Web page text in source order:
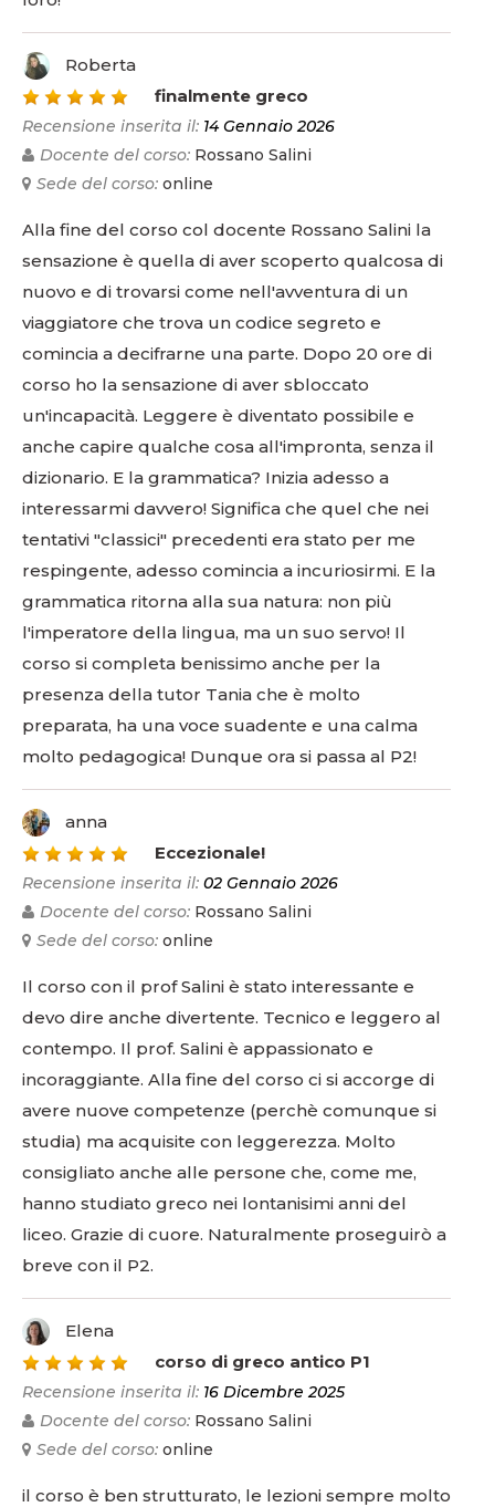
Roberta
5
finalmente greco
Recensione inserita il: 14 Gennaio 2026
Docente del corso: Rossano Salini
Sede del corso: online
Alla fine del corso col docente Rossano Salini la
sensazione è quella di aver scoperto qualcosa di
nuovo e di trovarsi come nell'avventura di un
viaggiatore che trova un codice segreto e
comincia a decifrarne una parte. Dopo 20 ore di
corso ho la sensazione di aver sbloccato
un'incapacità. Leggere è diventato possibile e
anche capire qualche cosa all'impronta, senza il
dizionario. E la grammatica? Inizia adesso a
interessarmi davvero! Significa che quel che nei
tentativi "classici" precedenti era stato per me
respingente, adesso comincia a incuriosirmi. E la
grammatica ritorna alla sua natura: non più
l'imperatore della lingua, ma un suo servo! Il
corso si completa benissimo anche per la
presenza della tutor Tania che è molto
preparata, ha una voce suadente e una calma
molto pedagogica! Dunque ora si passa al P2!
anna
5
Eccezionale!
Recensione inserita il: 02 Gennaio 2026
Docente del corso: Rossano Salini
Sede del corso: online
Il corso con il prof Salini è stato interessante e
devo dire anche divertente. Tecnico e leggero al
contempo. Il prof. Salini è appassionato e
incoraggiante. Alla fine del corso ci si accorge di
avere nuove competenze (perchè comunque si
studia) ma acquisite con leggerezza. Molto
consigliato anche alle persone che, come me,
hanno studiato greco nei lontanisimi anni del
liceo. Grazie di cuore. Naturalmente proseguirò a
breve con il P2.
Elena
5
corso di greco antico P1
Recensione inserita il: 16 Dicembre 2025
Docente del corso: Rossano Salini
Sede del corso: online
il corso è ben strutturato, le lezioni sempre molto